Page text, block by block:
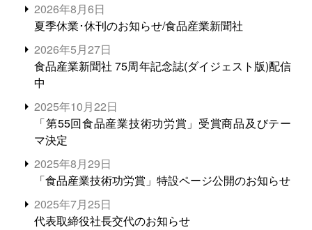
2026年8月6日
夏季休業･休刊のお知らせ/食品産業新聞社
2026年5月27日
食品産業新聞社 75周年記念誌(ダイジェスト版)配信
中
2025年10月22日
「第55回食品産業技術功労賞」受賞商品及びテー
マ決定
2025年8月29日
「食品産業技術功労賞」特設ページ公開のお知らせ
2025年7月25日
代表取締役社長交代のお知らせ